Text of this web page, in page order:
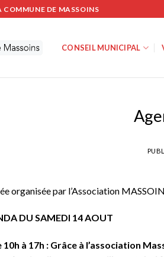
COMMUNE DE MASSOINS
CONSEIL MUNICIPAL
organisée par l’Association
DU SAMEDI 14 AOUT
10h à 17h : Grâce à l’association